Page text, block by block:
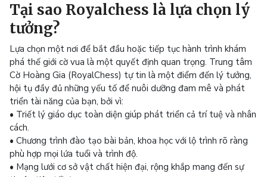
Tại sao Royalchess là lựa chọn lý
tưởng?
Lựa chọn một nơi để bắt đầu hoặc tiếp tục hành trình khám
phá thế giới cờ vua là một quyết định quan trọng. Trung tâm
Cờ Hoàng Gia (RoyalChess) tự tin là một điểm đến lý tưởng,
hội tụ đầy đủ những yếu tố để nuôi dưỡng đam mê và phát
triển tài năng của bạn, bởi vì:
• Triết lý giáo dục toàn diện giúp phát triển cả trí tuệ và nhân
cách.
• Chương trình đào tạo bài bản, khoa học với lộ trình rõ ràng
phù hợp mọi lứa tuổi và trình độ.
• Mạng lưới cơ sở vật chất hiện đại, rộng khắp mang đến sự